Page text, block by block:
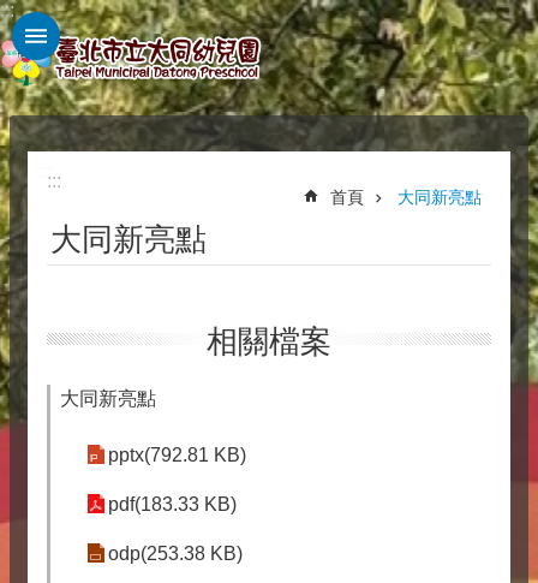
跳到主要內容區塊
:::
:::
首頁 大同新亮點
大同新亮點
相關檔案
大同新亮點
pptx(792.81 KB)
pdf(183.33 KB)
odp(253.38 KB)